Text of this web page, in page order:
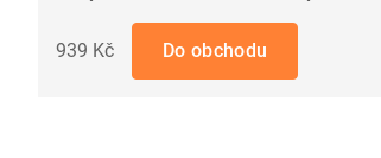
939 Kč Do obchodu